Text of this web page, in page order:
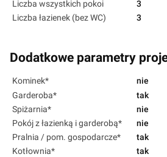
Liczba wszystkich pokoi
3
Liczba łazienek (bez WC)
3
Dodatkowe parametry
Kominek*
nie
Garderoba*
tak
Spiżarnia*
nie
Pokój z łazienką i garderobą*
nie
Pralnia / pom. gospodarcze*
tak
Kotłownia*
tak